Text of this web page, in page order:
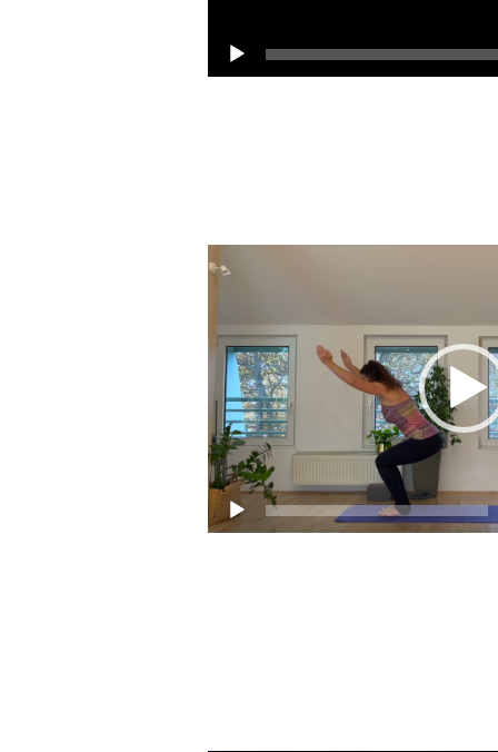
Video